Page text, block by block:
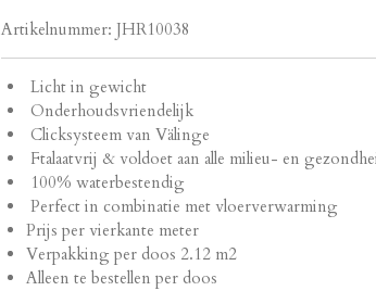
Artikelnummer: JHR10038
Licht in gewicht
Onderhoudsvriendelijk
Clicksysteem van Välinge
Ftalaatvrij & voldoet aan alle milieu- en
100% waterbestendig
Perfect in combinatie met vloerverwarming
Prijs per vierkante meter
Verpakking per doos 2.12 m2
Alleen te bestellen per doos